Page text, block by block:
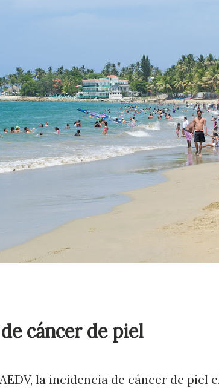
cáncer de piel
la incidencia de cáncer de piel